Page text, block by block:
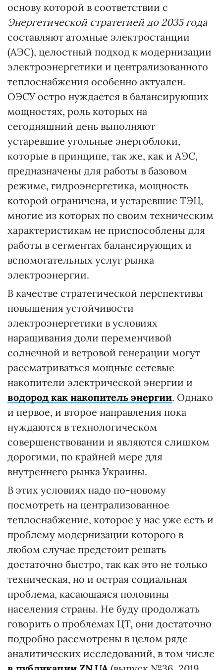
основу которой в соответствии с
Энергетической стратегией до 2035 года
составляют атомные электростанции
(АЭС), целостный подход к модернизации
электроэнергетики и централизованного
теплоснабжения особенно актуален.
ОЭСУ остро нуждается в балансирующих
мощностях, роль которых на
сегодняшний день выполняют
устаревшие угольные энергоблоки,
которые в принципе, так же, как и АЭС,
предназначены для работы в базовом
режиме, гидроэнергетика, мощность
которой ограничена, и устаревшие ТЭЦ,
многие из которых по своим техническим
характеристикам не приспособлены для
работы в сегментах балансирующих и
вспомогательных услуг рынка
электроэнергии.
В качестве стратегической перспективы
повышения устойчивости
электроэнергетики в условиях
наращивания доли переменчивой
солнечной и ветровой генерации могут
рассматриваться мощные сетевые
накопители электрической энергии и
водород как накопитель энергии. Однако
и первое, и второе направления пока
нуждаются в технологическом
совершенствовании и являются слишком
дорогими, по крайней мере для
внутреннего рынка Украины.
В этих условиях надо по-новому
посмотреть на централизованное
теплоснабжение, которое у нас уже есть и
проблему модернизации которого в
любом случае предстоит решать
достаточно быстро, так как это не только
техническая, но и острая социальная
проблема, касающаяся половины
населения страны. Не буду продолжать
говорить о проблемах ЦТ, они достаточно
подробно рассмотрены в целом ряде
аналитических исследований, в том числе